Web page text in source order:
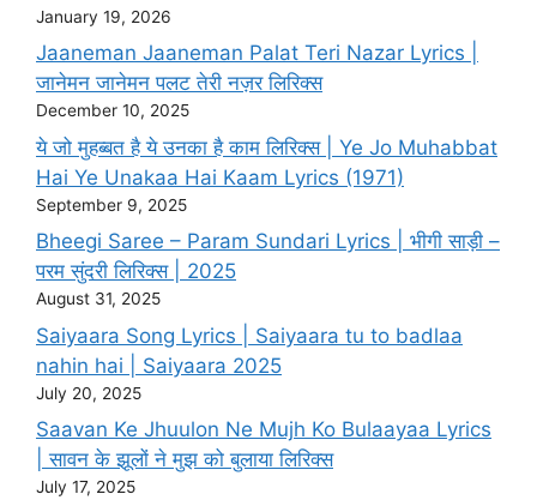
January 19, 2026
Jaaneman Jaaneman Palat Teri Nazar Lyrics |
जानेमन जानेमन पलट तेरी नज़र लिरिक्स
December 10, 2025
ये जो मुहब्बत है ये उनका है काम लिरिक्स | Ye Jo Muhabbat
Hai Ye Unakaa Hai Kaam Lyrics (1971)
September 9, 2025
Bheegi Saree – Param Sundari Lyrics | भीगी साड़ी –
परम सुंदरी लिरिक्स | 2025
August 31, 2025
Saiyaara Song Lyrics | Saiyaara tu to badlaa
nahin hai | Saiyaara 2025
July 20, 2025
Saavan Ke Jhuulon Ne Mujh Ko Bulaayaa Lyrics
| सावन के झूलों ने मुझ को बुलाया लिरिक्स
July 17, 2025